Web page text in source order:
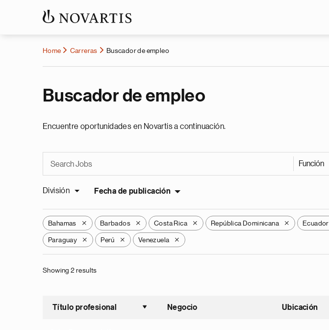
Home Carreras Buscador de empleo
Buscador de empleo
Encuentre oportunidades en Novartis a continuación.
Función
División Fecha de publicación
Bahamas X Barbados X Costa Rica X República Dominicana X Ecuador
Paraguay X Perú X Venezuela X
Showing 2 results
Título profesional
Ordenar ascendente
Negocio Ubicación